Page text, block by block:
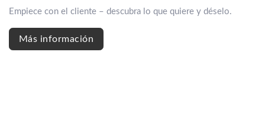
Empiece con el cliente – descubra lo que quiere y déselo.
Más información